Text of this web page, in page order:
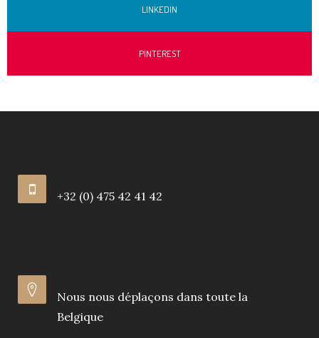
LINKEDIN
PINTEREST
+32 (0) 475 42 41 42
Nous nous déplaçons dans toute la
Belgique